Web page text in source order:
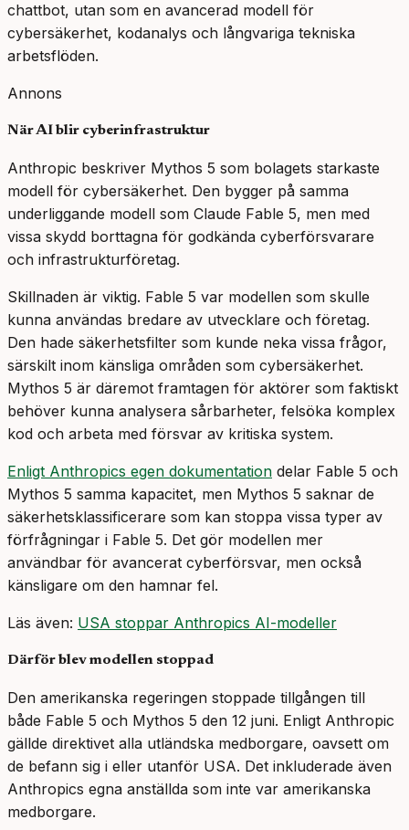
chattbot, utan som en avancerad modell för
cybersäkerhet, kodanalys och långvariga tekniska
arbetsflöden.
Annons
När AI blir cyberinfrastruktur
Anthropic beskriver Mythos 5 som bolagets starkaste
modell för cybersäkerhet. Den bygger på samma
underliggande modell som Claude Fable 5, men med
vissa skydd borttagna för godkända cyberförsvarare
och infrastrukturföretag.
Skillnaden är viktig. Fable 5 var modellen som skulle
kunna användas bredare av utvecklare och företag.
Den hade säkerhetsfilter som kunde neka vissa frågor,
särskilt inom känsliga områden som cybersäkerhet.
Mythos 5 är däremot framtagen för aktörer som faktiskt
behöver kunna analysera sårbarheter, felsöka komplex
kod och arbeta med försvar av kritiska system.
Enligt Anthropics egen dokumentation delar Fable 5 och
Mythos 5 samma kapacitet, men Mythos 5 saknar de
säkerhetsklassificerare som kan stoppa vissa typer av
förfrågningar i Fable 5. Det gör modellen mer
användbar för avancerat cyberförsvar, men också
känsligare om den hamnar fel.
Läs även: USA stoppar Anthropics AI-modeller
Därför blev modellen stoppad
Den amerikanska regeringen stoppade tillgången till
både Fable 5 och Mythos 5 den 12 juni. Enligt Anthropic
gällde direktivet alla utländska medborgare, oavsett om
de befann sig i eller utanför USA. Det inkluderade även
Anthropics egna anställda som inte var amerikanska
medborgare.